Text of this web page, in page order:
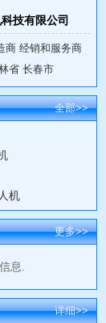
技有限公司
商 经销和服务商
省 长春市
全部>>
机
更多>>
息.
详细>>